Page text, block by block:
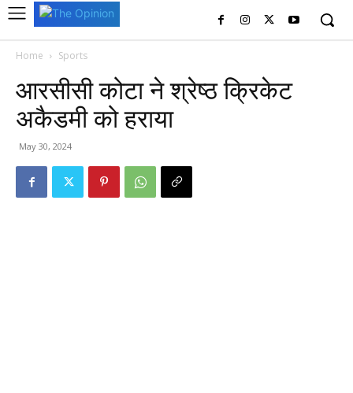
Home Sports
आरसीसी कोटा ने श्रेष्ठ क्रिकेट
अकैडमी को हराया
May 30, 2024